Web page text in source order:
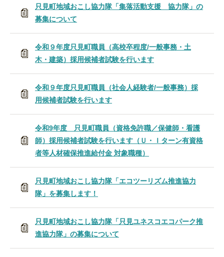
只見町地域おこし協力隊「集落活動支援 協力隊」の
募集について
令和９年度只見町職員（高校卒程度/一般事務・土
木・建築）採用候補者試験を行います
令和９年度只見町職員（社会人経験者/一般事務）採
用候補者試験を行います
令和9年度 只見町職員（資格免許職／保健師・看護
師）採用候補者試験を行います（Ｕ・Ｉターン有資格
者等人材確保推進給付金 対象職種）
只見町地域おこし協力隊「エコツーリズム推進協力
隊」を募集します！
只見町地域おこし協力隊「只見ユネスコエコパーク推
進協力隊」の募集について